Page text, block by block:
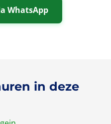
WhatsApp
in deze